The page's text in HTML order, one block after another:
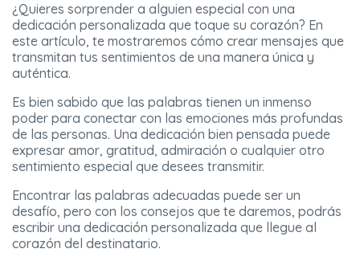
¿Quieres sorprender a alguien especial con una
dedicación personalizada que toque su corazón? En
este artículo, te mostraremos cómo crear mensajes que
transmitan tus sentimientos de una manera única y
auténtica.
Es bien sabido que las palabras tienen un inmenso
poder para conectar con las emociones más profundas
de las personas. Una dedicación bien pensada puede
expresar amor, gratitud, admiración o cualquier otro
sentimiento especial que desees transmitir.
Encontrar las palabras adecuadas puede ser un
desafío, pero con los consejos que te daremos, podrás
escribir una dedicación personalizada que llegue al
corazón del destinatario.